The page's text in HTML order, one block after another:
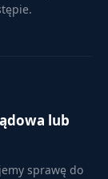
lub
sprawę do